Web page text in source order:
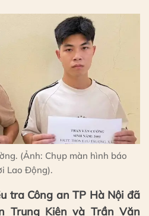
(Ảnh: Chụp màn hình báo
Lao Động).
tra Công an TP Hà Nội đã
Trung Kiên và Trần Văn